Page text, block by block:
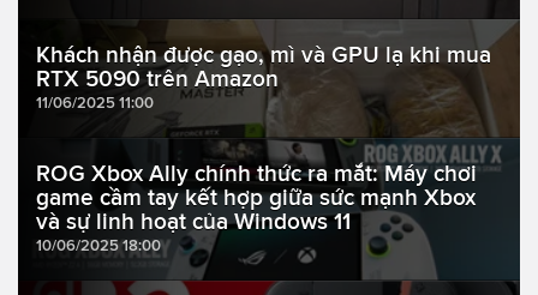
Khách nhận được gạo, mì và GPU lạ khi mua
RTX 5090 trên Amazon
11/06/2025 11:00
ROG Xbox Ally chính thức ra mắt: Máy chơi
game cầm tay kết hợp giữa sức mạnh Xbox
và sự linh hoạt của Windows 11
10/06/2025 18:00